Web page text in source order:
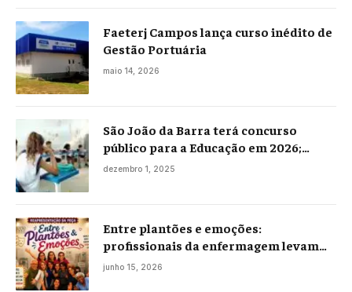
Faeterj Campos lança curso inédito de
Gestão Portuária
maio 14, 2026
São João da Barra terá concurso
público para a Educação em 2026;
projeto já está na Câmara
dezembro 1, 2025
Entre plantões e emoções:
profissionais da enfermagem levam
histórias reais ao palco em Campos
junho 15, 2026